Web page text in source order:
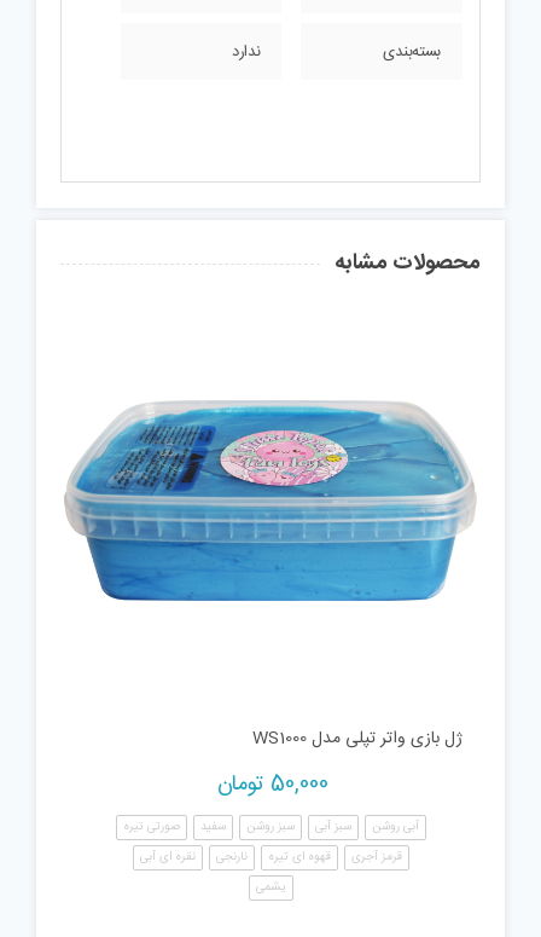
بسته‌بندی ندارد
محصولات مشابه
ژل بازی واتر تپلی مدل WS1000
50,000 تومان
آبی روشن سبز آبی سبز روشن سفید
صورتی تیره
قرمز آجری
قهوه ای تیره نارنجی
نقره ای آبی
یشمی